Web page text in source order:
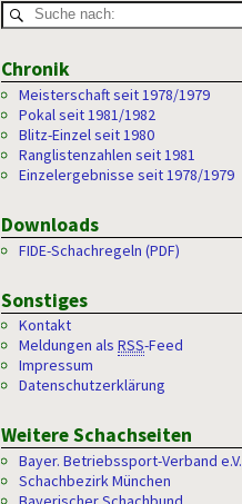
Chronik
Meisterschaft seit 1978/1979
Pokal seit 1981/1982
Blitz-Einzel seit 1980
Ranglistenzahlen seit 1981
Einzelergebnisse seit 1978/1979
Downloads
FIDE-Schachregeln (PDF)
Sonstiges
Kontakt
Meldungen alsRSS-Feed
Impressum
Datenschutzerklärung
Weitere Schachseiten
Bayer. Betriebssport-Verband e.V.
Schachbezirk München